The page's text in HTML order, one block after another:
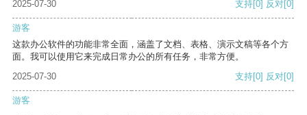
2025-07-30 支持[0] 反对[0]
游客
这款办公软件的功能非常全面，涵盖了文档、表格、演示文稿等各个方
面。我可以使用它来完成日常办公的所有任务，非常方便。
2025-07-30
支持[0] 反对[0]
游客